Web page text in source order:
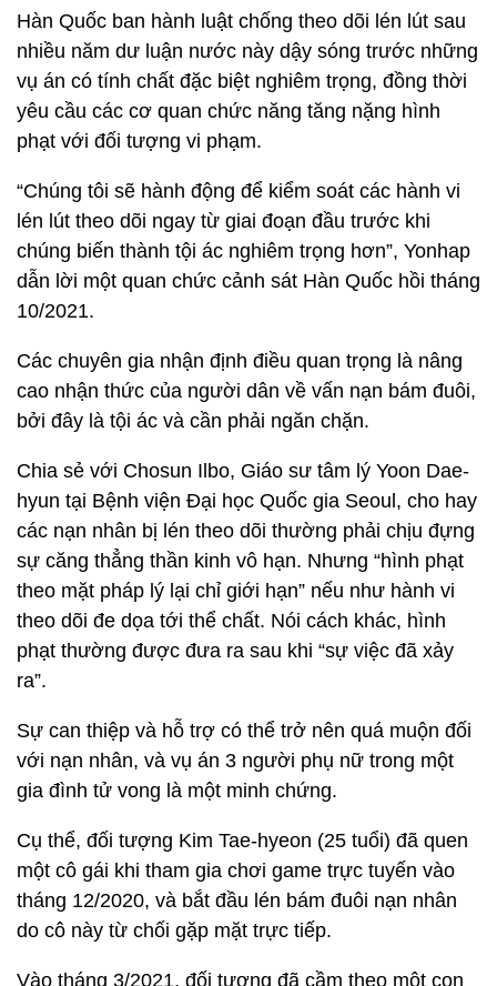
Hàn Quốc ban hành luật chống theo dõi lén lút sau
nhiều năm dư luận nước này dậy sóng trước những
vụ án có tính chất đặc biệt nghiêm trọng, đồng thời
yêu cầu các cơ quan chức năng tăng nặng hình
phạt với đối tượng vi phạm.
“Chúng tôi sẽ hành động để kiểm soát các hành vi
lén lút theo dõi ngay từ giai đoạn đầu trước khi
chúng biến thành tội ác nghiêm trọng hơn”, Yonhap
dẫn lời một quan chức cảnh sát Hàn Quốc hồi tháng
10/2021.
Các chuyên gia nhận định điều quan trọng là nâng
cao nhận thức của người dân về vấn nạn bám đuôi,
bởi đây là tội ác và cần phải ngăn chặn.
Chia sẻ với Chosun Ilbo, Giáo sư tâm lý Yoon Dae-
hyun tại Bệnh viện Đại học Quốc gia Seoul, cho hay
các nạn nhân bị lén theo dõi thường phải chịu đựng
sự căng thẳng thần kinh vô hạn. Nhưng “hình phạt
theo mặt pháp lý lại chỉ giới hạn” nếu như hành vi
theo dõi đe dọa tới thể chất. Nói cách khác, hình
phạt thường được đưa ra sau khi “sự việc đã xảy
ra”.
Sự can thiệp và hỗ trợ có thể trở nên quá muộn đối
với nạn nhân, và vụ án 3 người phụ nữ trong một
gia đình tử vong là một minh chứng.
Cụ thể, đối tượng Kim Tae-hyeon (25 tuổi) đã quen
một cô gái khi tham gia chơi game trực tuyến vào
tháng 12/2020, và bắt đầu lén bám đuôi nạn nhân
do cô này từ chối gặp mặt trực tiếp.
Vào tháng 3/2021, đối tượng đã cầm theo một con